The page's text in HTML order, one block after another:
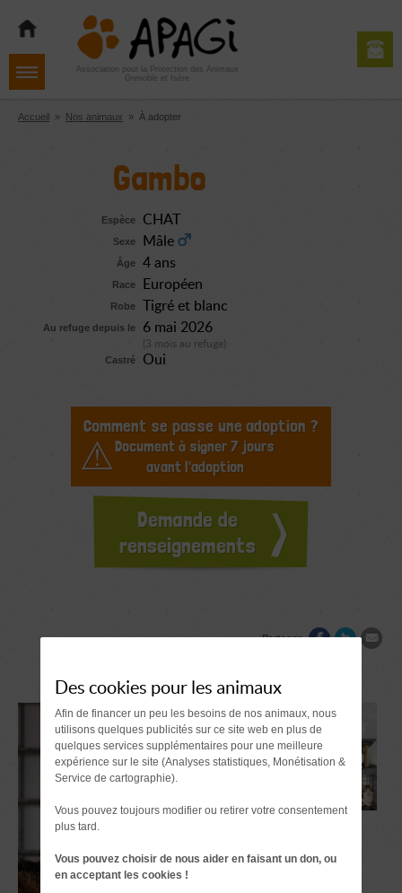
navigation
contenu
Aller
pied
de
Association pour la Protection des Animaux
Grenoble et Isère
Accueil » Nos animaux » À adopter
Gambo
Espèce CHAT
Sexe Mâle
Âge 4 ans
Race Européen
Robe Tigré et blanc
Au refuge depuis le 6 mai 2026
(3 mois au refuge)
Castré
Oui
Comment se passe une adoption ?
Document à signer 7 jours
avant l'adoption
Demande de
renseignements
Partager
Des cookies pour les animaux
Afin de financer un peu les besoins de nos animaux, nous
utilisons quelques publicités sur ce site web en plus de
quelques services supplémentaires pour une meilleure
expérience sur le site (Analyses statistiques, Monétisation &
Service de cartographie).
Vous pouvez toujours modifier ou retirer votre consentement
plus tard.
Vous pouvez choisir de nous aider en faisant un don, ou
en acceptant les cookies !